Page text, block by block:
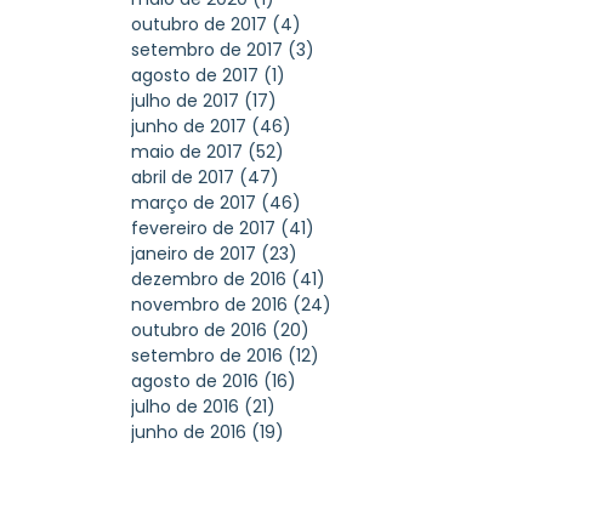
outubro de 2017 (4)
setembro de 2017 (3)
agosto de 2017 (1)
julho de 2017 (17)
junho de 2017 (46)
maio de 2017 (52)
abril de 2017 (47)
março de 2017 (46)
fevereiro de 2017 (41)
janeiro de 2017 (23)
dezembro de 2016 (41)
novembro de 2016 (24)
outubro de 2016 (20)
setembro de 2016 (12)
agosto de 2016 (16)
julho de 2016 (21)
junho de 2016 (19)